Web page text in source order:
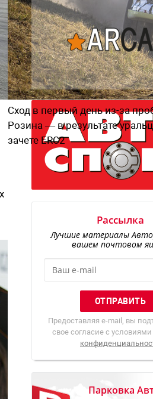
Сход в первый день из-за
Розина — в результате
зачете ERC2
Рассылка
Лучшие материалы
вашем почтовом
Предоставляя e-mail, вы
свое согласие с условиями
Парковка